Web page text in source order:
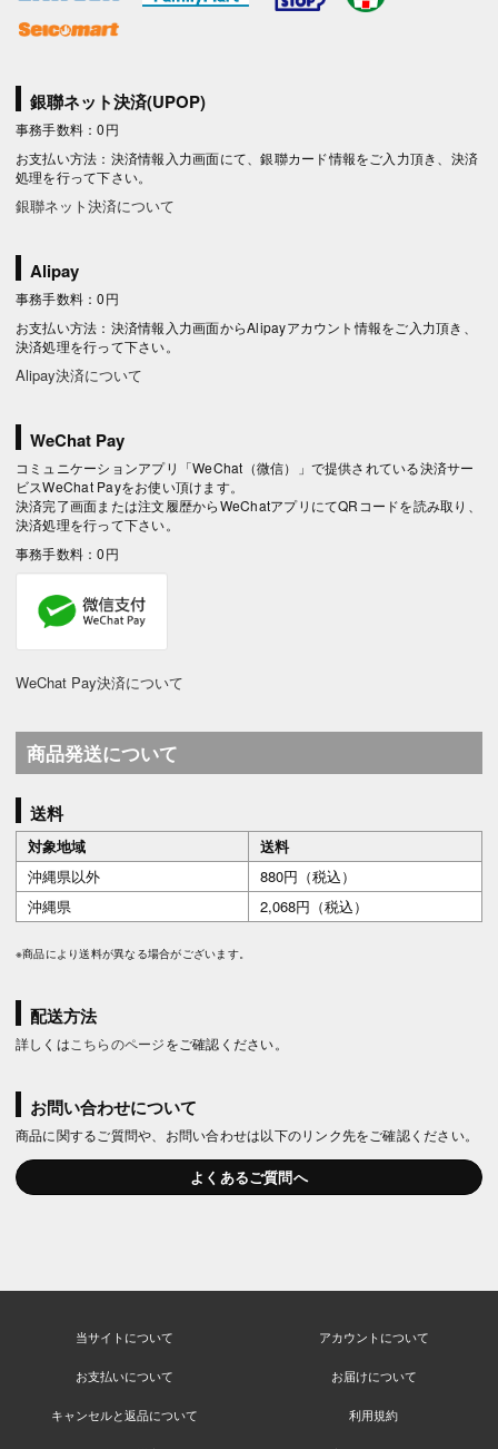
銀聯ネット決済(UPOP)
事務手数料：0円
お支払い方法：決済情報入力画面にて、銀聯カード情報をご入力頂き、決済
処理を行って下さい。
銀聯ネット決済について
Alipay
事務手数料：0円
お支払い方法：決済情報入力画面からAlipayアカウント情報をご入力頂き、
決済処理を行って下さい。
Alipay決済について
WeChat Pay
コミュニケーションアプリ「WeChat（微信）」で提供されている決済サー
ビスWeChat Payをお使い頂けます。
決済完了画面または注文履歴からWeChatアプリにてQRコードを読み取り、
決済処理を行って下さい。
事務手数料：0円
WeChat Pay決済について
商品発送について
送料
対象地域
送料
沖縄県以外
880円（税込）
沖縄県
2,068円（税込）
※商品により送料が異なる場合がございます。
配送方法
詳しくは こちらのページをご確認ください。
お問い合わせについて
商品に関するご質問や、お問い合わせは以下のリンク先をご確認ください。
よくあるご質問へ
当サイトについて アカウントについて
お支払いについて お届けについて
キャンセルと返品について 利用規約